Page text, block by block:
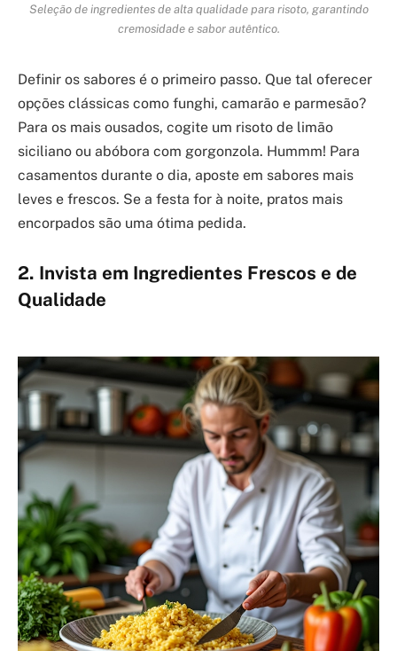
Seleção de ingredientes de alta qualidade para risoto, garantindo
cremosidade e sabor autêntico.
Definir os sabores é o primeiro passo. Que tal oferecer
opções clássicas como funghi, camarão e parmesão?
Para os mais ousados, cogite um risoto de limão
siciliano ou abóbora com gorgonzola. Hummm! Para
casamentos durante o dia, aposte em sabores mais
leves e frescos. Se a festa for à noite, pratos mais
encorpados são uma ótima pedida.
2. Invista em Ingredientes Frescos e de
Qualidade